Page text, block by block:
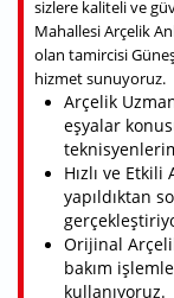
sizlere kaliteli ve
Mahallesi Arçelik
olan tamircisi
hizmet sunuyoruz.
Arçelik
eşyalar
Hızlı ve
yapıldıktan
Orijinal
bakım
kullanıyoruz.